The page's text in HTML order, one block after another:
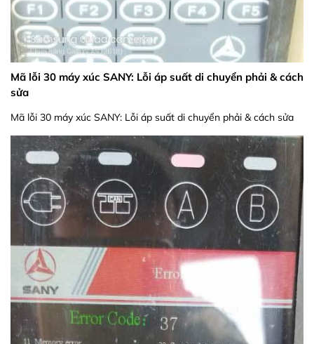
Mã lỗi 30 máy xúc SANY: Lỗi áp suất di chuyển phải & cách
sửa
Mã lỗi 30 máy xúc SANY: Lỗi áp suất di chuyển phải & cách sửa